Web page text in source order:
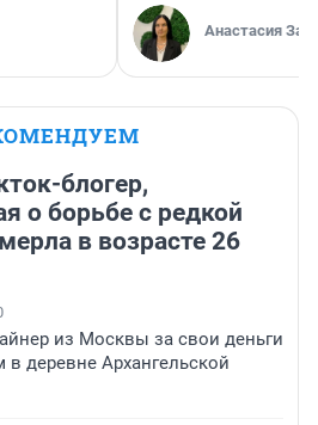
Анастасия
блогер,
о борьбе с редкой
в возрасте 26
из Москвы за свои деньги
в деревне Архангельской